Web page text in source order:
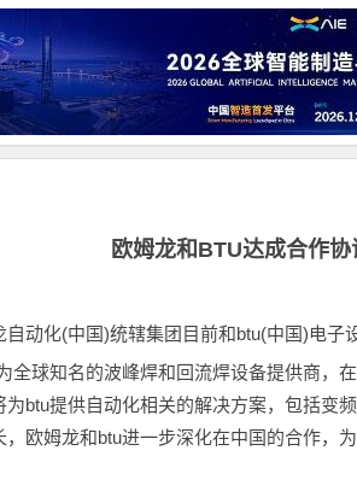
欧姆龙和BTU达成合作
自动化(中国)统辖集团目前和btu(中国)电子
全球知名的波峰焊和回流焊设备提供商，
为btu提供自动化相关的解决方案，包括变
，欧姆龙和btu进一步深化在中国的合作，